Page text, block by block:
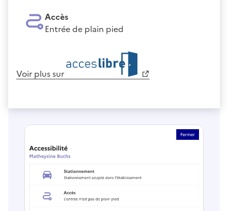
Accès
Entrée de plain pied
Voir plus sur